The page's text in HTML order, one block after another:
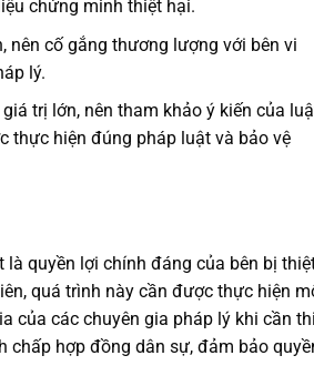
chứng minh thiệt hại.
nên cố gắng thương lượng với bên vi
lý.
trị lớn, nên tham khảo ý kiến của
thực hiện đúng pháp luật và bảo vệ
quyền lợi chính đáng của bên bị
quá trình này cần được thực hiện
của các chuyên gia pháp lý khi cần
chấp hợp đồng dân sự, đảm bảo